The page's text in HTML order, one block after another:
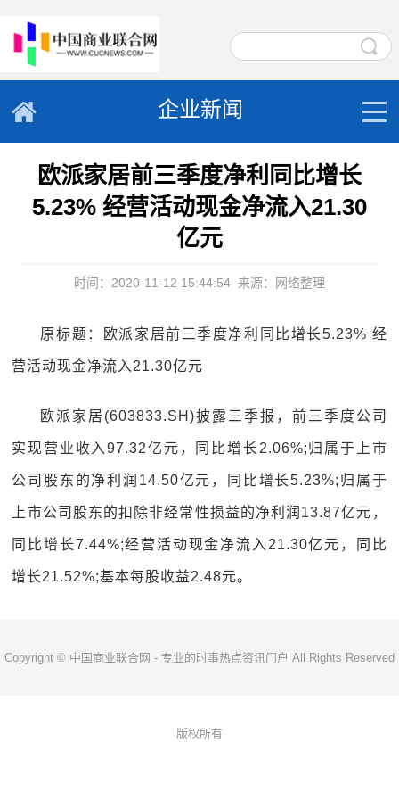
企业新闻
欧派家居前三季度净利同比增长
5.23% 经营活动现金净流入21.30
亿元
时间：2020-11-12 15:44:54 来源：网络整理
原标题：欧派家居前三季度净利同比增长5.23% 经
营活动现金净流入21.30亿元
欧派家居(603833.SH)披露三季报，前三季度公司
实现营业收入97.32亿元，同比增长2.06%;归属于上市
公司股东的净利润14.50亿元，同比增长5.23%;归属于
上市公司股东的扣除非经常性损益的净利润13.87亿元，
同比增长7.44%;经营活动现金净流入21.30亿元，同比
增长21.52%;基本每股收益2.48元。
Copyright © 中国商业联合网 - 专业的时事热点资讯门户 All Rights Reserved
版权所有